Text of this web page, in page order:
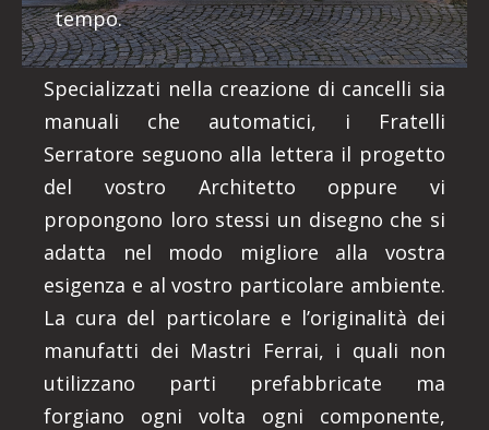
tempo.
Specializzati nella creazione di cancelli sia
manuali che automatici, i Fratelli
Serratore seguono alla lettera il progetto
del vostro Architetto oppure vi
propongono loro stessi un disegno che si
adatta nel modo migliore alla vostra
esigenza e al vostro particolare ambiente.
La cura del particolare e l’originalità dei
manufatti dei Mastri Ferrai, i quali non
utilizzano parti prefabbricate ma
forgiano ogni volta ogni componente,